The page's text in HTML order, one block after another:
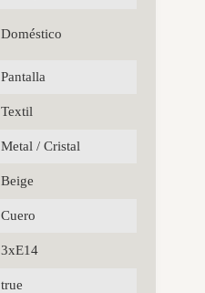
Doméstico
Pantalla
Textil
Metal / Cristal
Beige
Cuero
3xE14
true